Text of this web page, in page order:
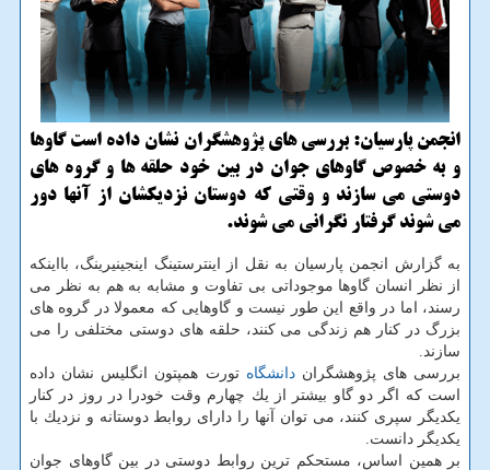
انجمن پارسیان: بررسی های پژوهشگران نشان داده است گاوها
و به خصوص گاوهای جوان در بین خود حلقه ها و گروه های
دوستی می سازند و وقتی كه دوستان نزدیكشان از آنها دور
می شوند گرفتار نگرانی می شوند.
به گزارش انجمن پارسیان به نقل از اینترستینگ اینجینیرینگ، بااینكه
از نظر انسان گاوها موجوداتی بی تفاوت و مشابه به هم به نظر می
رسند، اما در واقع این طور نیست و گاوهایی كه معمولا در گروه های
بزرگ در كنار هم زندگی می كنند، حلقه های دوستی مختلفی را می
سازند.
بررسی های پژوهشگراندانشگاه تورت همپتون انگلیس نشان داده
است كه اگر دو گاو بیشتر از یك چهارم وقت خودرا در روز در كنار
یكدیگر سپری كنند، می توان آنها را دارای روابط دوستانه و نزدیك با
یكدیگر دانست.
بر همین اساس، مستحكم ترین روابط دوستی در بین گاوهای جوان